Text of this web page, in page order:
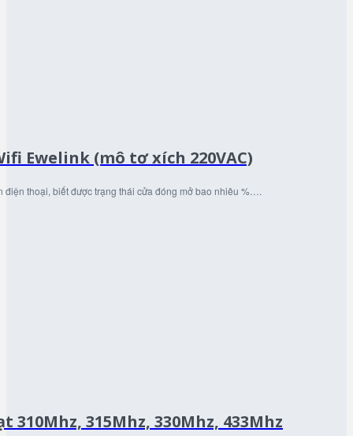
Ewelink (mô tơ xích 220VAC)
thoại, biết được trạng thái cửa đóng mở bao nhiêu %….
315Mhz, 330Mhz, 433Mhz